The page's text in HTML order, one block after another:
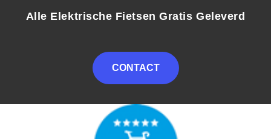
Alle Elektrische Fietsen Gratis Geleverd
CONTACT